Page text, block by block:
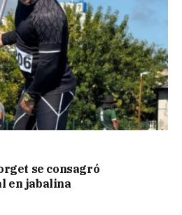
se consagró
en jabalina